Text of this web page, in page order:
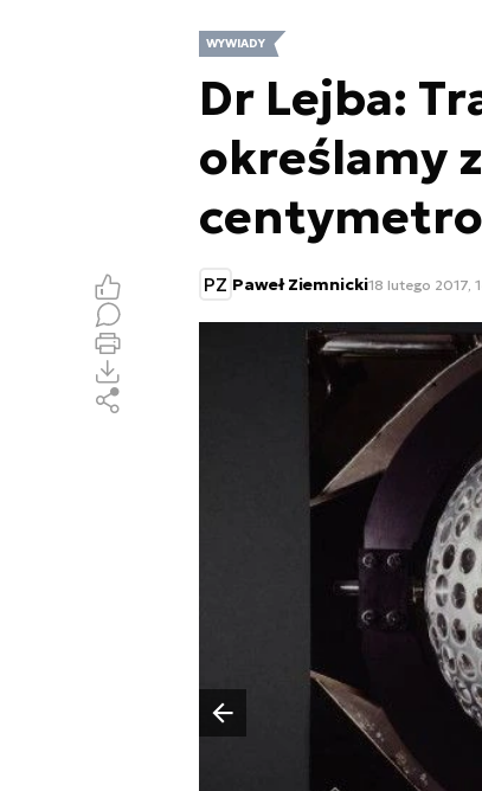
WYWIADY
Dr Lejba:
określamy
PZ Paweł Ziemnicki18 lutego 2017,
Poprzedni slajd